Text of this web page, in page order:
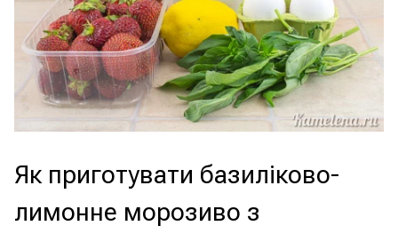
Як приготувати базиліково-
лимонне морозиво з